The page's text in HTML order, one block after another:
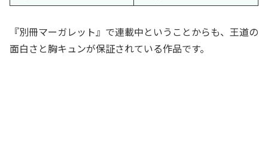
『別冊マーガレット』で連載中ということからも、王道の
面白さと胸キュンが保証されている作品です。